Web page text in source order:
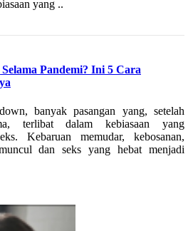
yang ..
Pandemi? Ini 5 Cara
banyak pasangan yang, setelah
terlibat dalam kebiasaan yang
Kebaruan memudar, kebosanan,
dan seks yang hebat menjadi